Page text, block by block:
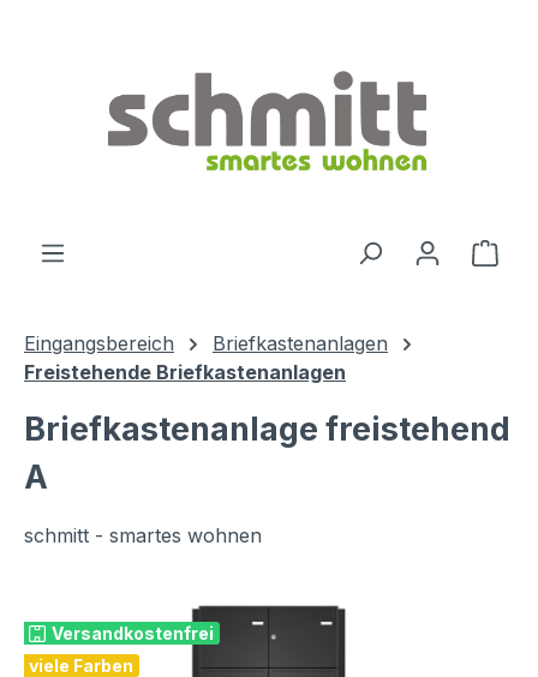
Eingangsbereich
Briefkastenanlagen
Freistehende Briefkastenanlagen
Briefkastenanlage freistehend
A
schmitt - smartes wohnen
Versandkostenfrei
viele Farben